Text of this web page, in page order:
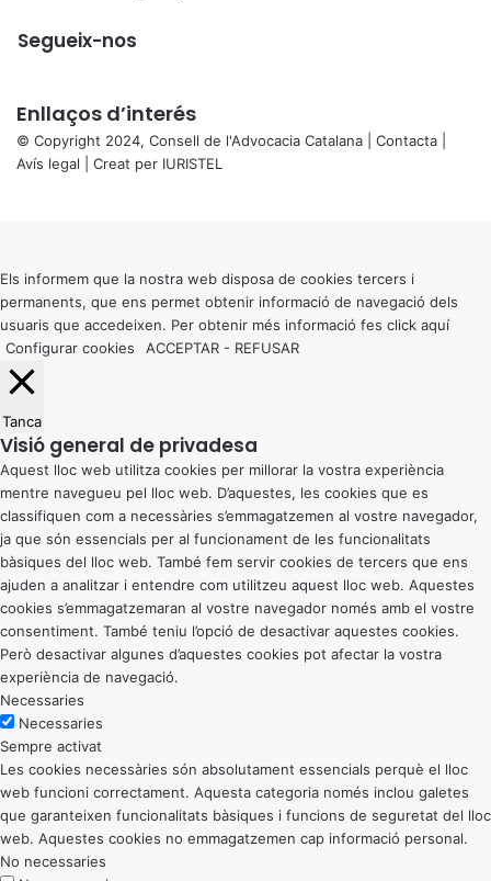
Segueix-nos
Enllaços d’interés
© Copyright 2024, Consell de l'Advocacia Catalana | Contacta
Avís legal | Creat per IURISTEL
button
Els informem que la nostra web disposa de cookies tercers i
permanents, que ens permet obtenir informació de navegació dels
usuaris que accedeixen. Per obtenir més informació fes click aquí
Configurar cookies
ACCEPTAR - REFUSAR
Tanca
Visió general de privadesa
Aquest lloc web utilitza cookies per millorar la vostra experiència
mentre navegueu pel lloc web. D’aquestes, les cookies que es
classifiquen com a necessàries s’emmagatzemen al vostre navegador,
ja que són essencials per al funcionament de les funcionalitats
bàsiques del lloc web. També fem servir cookies de tercers que ens
ajuden a analitzar i entendre com utilitzeu aquest lloc web. Aquestes
cookies s’emmagatzemaran al vostre navegador només amb el vostre
consentiment. També teniu l’opció de desactivar aquestes cookies.
Però desactivar algunes d’aquestes cookies pot afectar la vostra
experiència de navegació.
Necessaries
Necessaries
Sempre activat
Les cookies necessàries són absolutament essencials perquè el lloc
web funcioni correctament. Aquesta categoria només inclou galetes
que garanteixen funcionalitats bàsiques i funcions de seguretat del lloc
web. Aquestes cookies no emmagatzemen cap informació personal.
No necessaries